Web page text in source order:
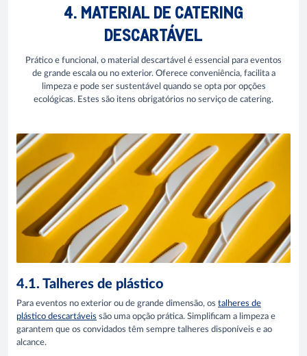
4. MATERIAL DE CATERING
DESCARTÁVEL
Prático e funcional, o material descartável é essencial para eventos
de grande escala ou no exterior. Oferece conveniência, facilita a
limpeza e pode ser sustentável quando se opta por opções
ecológicas. Estes são itens obrigatórios no serviço de catering.
4.1. Talheres de plástico
Para eventos no exterior ou de grande dimensão, os talheres de
plástico descartáveis são uma opção prática. Simplificam a limpeza e
garantem que os convidados têm sempre talheres disponíveis e ao
alcance.